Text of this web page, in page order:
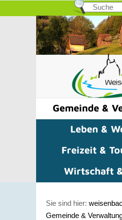
Gemeinde &
Leben &
Freizeit &
Wirtschaft
Sie sind hier:
Gemeinde &